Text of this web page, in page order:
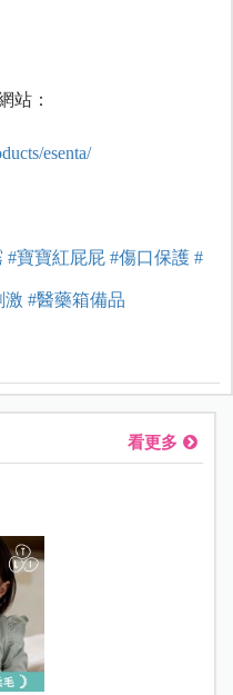
站：
esenta/
#寶寶紅屁屁 #傷口保護 #
激 #醫藥箱備品
看更多